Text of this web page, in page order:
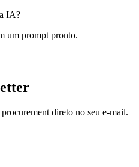
IA?
um prompt pronto.
direto no seu e-mail.